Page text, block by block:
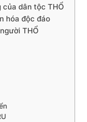
dân tộc THỔ
hóa độc đáo
THỔ